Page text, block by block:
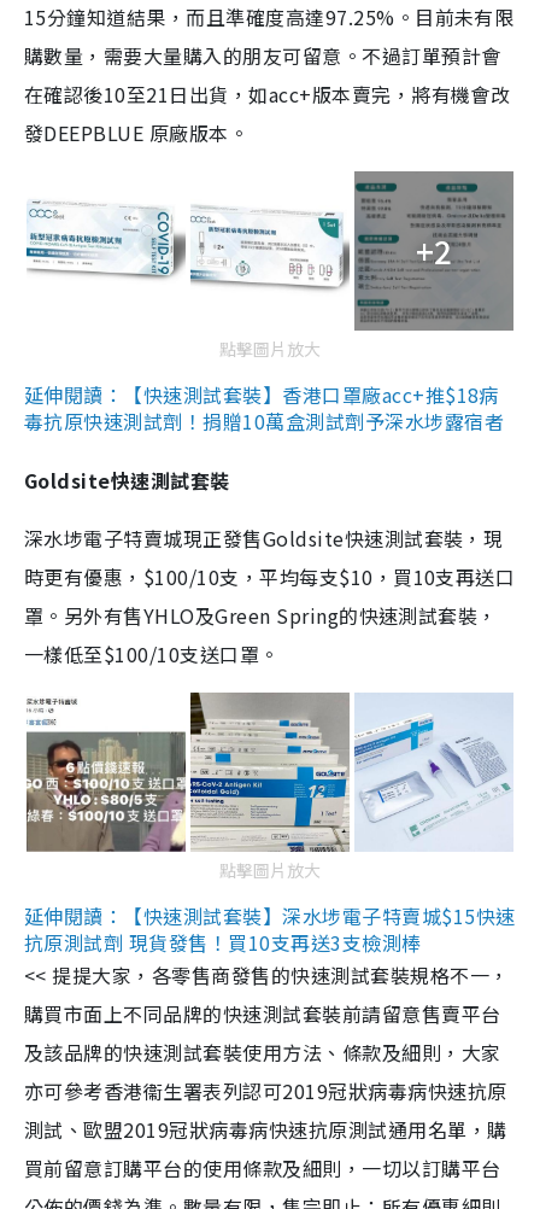
15分鐘知道結果，而且準確度高達97.25%。目前未有限
購數量，需要大量購入的朋友可留意。不過訂單預計會
在確認後10至21日出貨，如acc+版本賣完，將有機會改
發DEEPBLUE 原廠版本。
+2
點擊圖片放大
延伸閱讀：【快速測試套裝】香港口罩廠acc+推$18病
毒抗原快速測試劑！捐贈10萬盒測試劑予深水埗露宿者
Goldsite快速測試套裝
深水埗電子特賣城現正發售Goldsite快速測試套裝，現
時更有優惠，$100/10支，平均每支$10，買10支再送口
罩。另外有售YHLO及Green Spring的快速測試套裝，
一樣低至$100/10支送口罩。
點擊圖片放大
延伸閱讀：【快速測試套裝】深水埗電子特賣城$15快速
抗原測試劑 現貨發售！買10支再送3支檢測棒
<< 提提大家，各零售商發售的快速測試套裝規格不一，
購買市面上不同品牌的快速測試套裝前請留意售賣平台
及該品牌的快速測試套裝使用方法、條款及細則，大家
亦可參考香港衞生署表列認可2019冠狀病毒病快速抗原
測試、歐盟2019冠狀病毒病快速抗原測試通用名單，購
買前留意訂購平台的使用條款及細則，一切以訂購平台